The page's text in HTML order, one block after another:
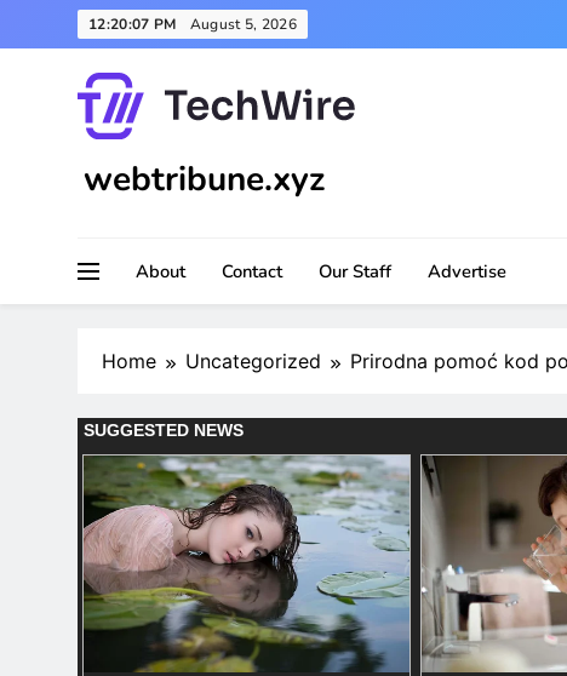
to
12:20:09 PM August 5, 2026
webtribune.xyz
About Contact Our Staff Advertise
Home Uncategorized Prirodna pomoć kod